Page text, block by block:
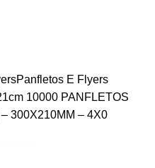
Panfletos E Flyers
10000 PANFLETOS
300X210MM – 4X0